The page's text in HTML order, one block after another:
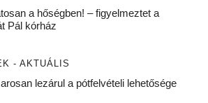
a hőségben! – figyelmeztet a
Pál kórház
- AKTUÁLIS
lezárul a pótfelvételi lehetősége